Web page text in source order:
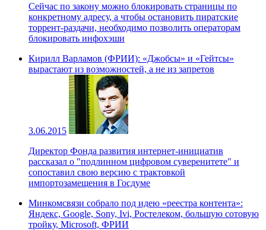
Сейчас по закону можно блокировать страницы по
конкретному адресу, а чтобы остановить пиратские
торрент-раздачи, необходимо позволить операторам
блокировать инфохэши
Кирилл Варламов (ФРИИ): «Джобсы» и «Гейтсы»
вырастают из возможностей, а не из запретов
3.06.2015
Директор Фонда развития интернет-инициатив
рассказал о "подлинном цифровом суверенитете" и
сопоставил свою версию с трактовкой
импортозамещения в Госдуме
Минкомсвязи собрало под идею «реестра контента»:
Яндекс, Google, Sony, Ivi, Ростелеком, большую сотовую
тройку, Microsoft, ФРИИ